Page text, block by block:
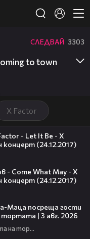
X Factor
СЛЕДВАЙ 3303
to town
- Let It Be - X
концерт (24.12.2017)
- Come What May - X
концерт (24.12.2017)
Маца посреща гости
| 3 авг. 2026
Черешката на тортата